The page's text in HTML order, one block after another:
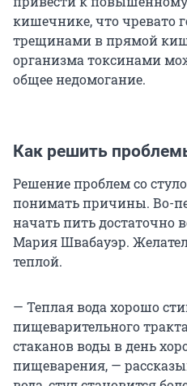
кишечнике, что чревато
трещинами в прямой
организма токсинами
общее недомогание.
Как решить
Решение проблем со
понимать причины. Во-
начать пить достаточно
Мария Швабауэр.
теплой.
— Теплая вода хорошо
пищеварительного
стаканов воды в день
пищеварения, —